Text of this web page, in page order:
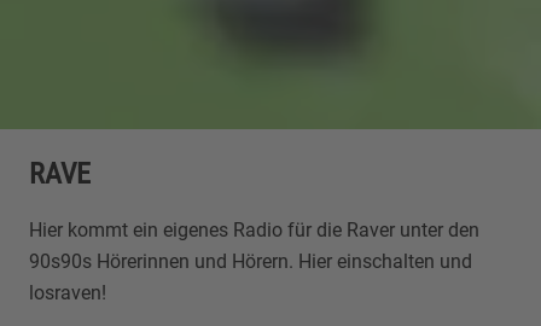
RAVE
Hier kommt ein eigenes Radio für die Raver unter den
90s90s Hörerinnen und Hörern. Hier einschalten und
losraven!